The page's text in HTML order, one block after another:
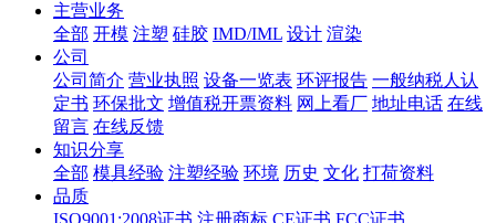
主营业务
全部 开模 注塑 硅胶 IMD/IML 设计 渲染
公司
公司简介 营业执照 设备一览表 环评报告 一般纳税人认
定书 环保批文 增值税开票资料 网上看厂 地址电话 在线
留言 在线反馈
知识分享
全部 模具经验 注塑经验 环境 历史 文化 打荷资料
品质
ISO9001:2008证书 注册商标 CE证书 FCC证书